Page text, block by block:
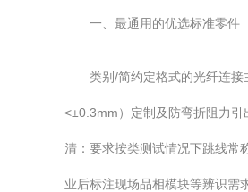
一、最通用的优选标准零件
类别/简约定格式的光纤连
<±0.3mm）定制及防弯折阻力
清：要求按类测试情况下跳线常
业后标注现场品相模块等辨识需